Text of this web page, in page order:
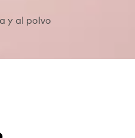
y al polvo